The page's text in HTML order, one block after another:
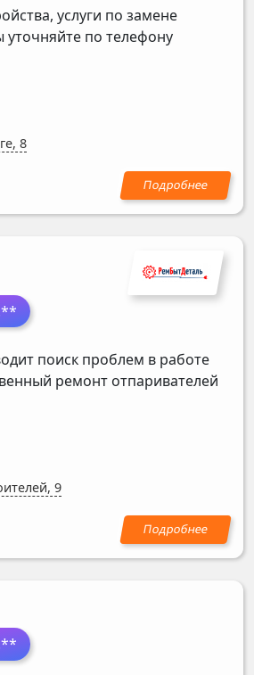
услуги по замене
уточняйте по телефону
8
поиск проблем в работе
ремонт отпаривателей
9